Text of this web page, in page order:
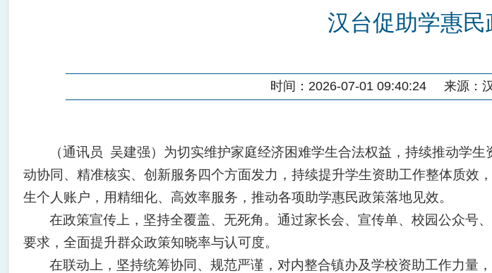
汉台促助学惠
时间：2026-07-01 09:40:24 来源：
（通讯员
吴建强）为切实维护家庭经济困难学生合法权益，持续推动学
动协同、精准核实、创新服务四个方面发力，持续提升学生资助工作整体质效
生个人账户，用精细化、高效率服务，推动各项助学惠民政策落地见效。
在政策宣传上，坚持全覆盖、无死角。通过家长会、宣传单、校园公众号
要求，全面提升群众政策知晓率与认可度。
在联动上，坚持统筹协同、规范严谨，对内整合镇办及学校资助工作力量